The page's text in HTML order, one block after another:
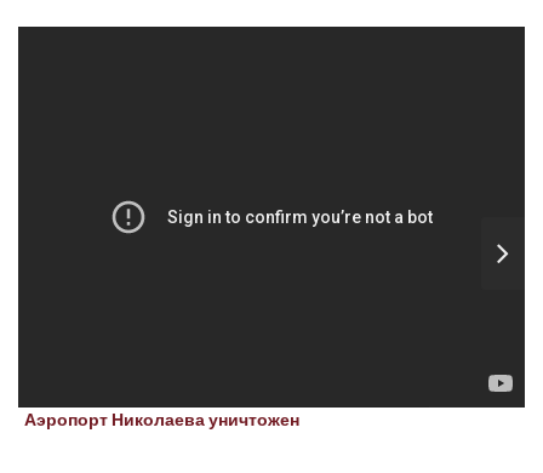
Аэропорт Николаева уничтожен